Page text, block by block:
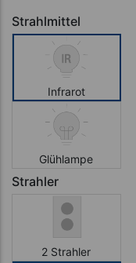
Strahlmittel
Infrarot
Glühlampe
Strahler
2 Strahler